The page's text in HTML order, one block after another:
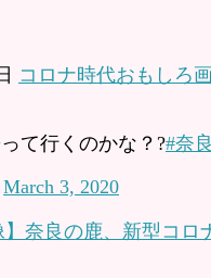
コロナ時代おもしろ
て行くのかな？?#奈
March 3, 2020